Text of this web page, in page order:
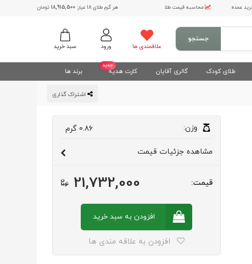
عمده محاسبه قیمت طلا هر گرم طلای 18 عیار: 18,915,500 تومان
سبد خرید ورود علاقمندی ها
جستجو
طلای کودک گالری آقایان
جدید
کارت هدیه برند ها
وزن: 0.86 گرم
مشاهده جزئیات قیمت
قیمت: 21,732,000
افزودن به سبدخرید
افزودن به علاقه مندی ها